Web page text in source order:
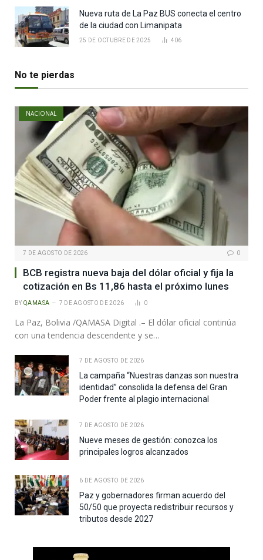
Nueva ruta de La Paz BUS conecta el centro
de la ciudad con Limanipata
25 DE OCTUBRE DE 2025 406
No te pierdas
NACIONAL
7 DE AGOSTO DE 2026 0
BCB registra nueva baja del dólar oficial y fija la
cotización en Bs 11,86 hasta el próximo lunes
BY QAMASA 7 DE AGOSTO DE 2026 0
La Paz, Bolivia /QAMASA Digital .– El dólar oficial continúa
con una tendencia descendente y se…
7 DE AGOSTO DE 2026
La campaña “Nuestras danzas son nuestra
identidad” consolida la defensa del Gran
Poder frente al plagio internacional
7 DE AGOSTO DE 2026
Nueve meses de gestión: conozca los
principales logros alcanzados
6 DE AGOSTO DE 2026
Paz y gobernadores firman acuerdo del
50/50 que proyecta redistribuir recursos y
tributos desde 2027